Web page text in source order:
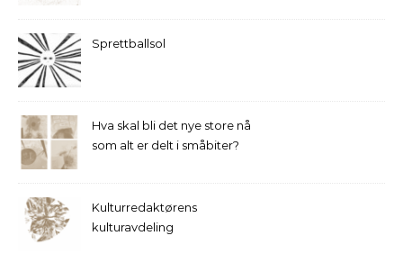
Sprettballsol
Hva skal bli det nye store nå
som alt er delt i småbiter?
Kulturredaktørens
kulturavdeling